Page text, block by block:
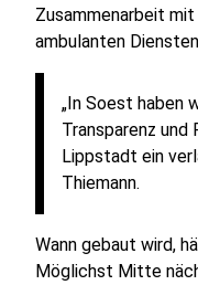
Zusammenarbeit
ambulanten
„In Soest haben
Transparenz
Lippstadt ein
Thiemann.
Wann gebaut wird,
Möglichst Mitte